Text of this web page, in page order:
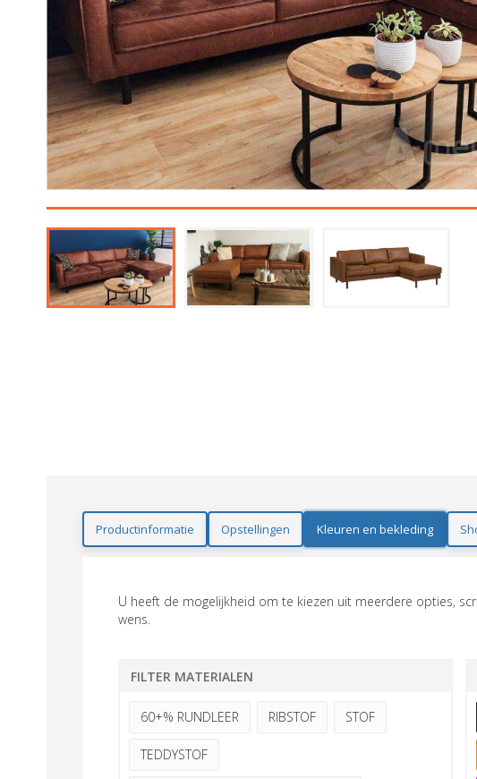
Productinformatie Opstellingen Kleuren en bekleding
U heeft de mogelijkheid om te kiezen uit meerdere opties,
wens.
FILTER MATERIALEN
60+% RUNDLEER RIBSTOF STOF
TEDDYSTOF